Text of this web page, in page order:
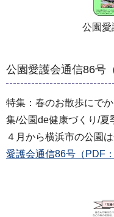
公園愛
公園愛護会通信86号
特集：春のお散歩にで
集/公園de健康づくり/夏
４月から横浜市の公園
愛護会通信86号（PDF